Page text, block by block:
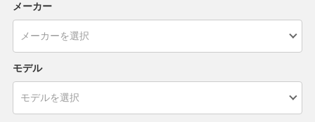
メーカー
モデル